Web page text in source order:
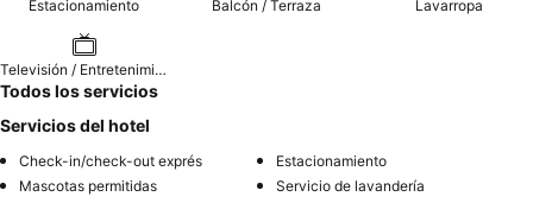
Estacionamiento Balcón / Terraza Lavarropa
Televisión / Entretenimiento
Todos los servicios
Servicios del hotel
Check-in/check-out exprés
Estacionamiento
Mascotas permitidas
Servicio de lavandería